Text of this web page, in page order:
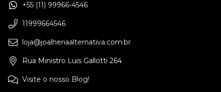
+55 (11) 99966-4546
11999664546
loja@joalheriaalternativa.com.br
Rua Ministro Luis Gallotti 264
Visite o nosso Blog!